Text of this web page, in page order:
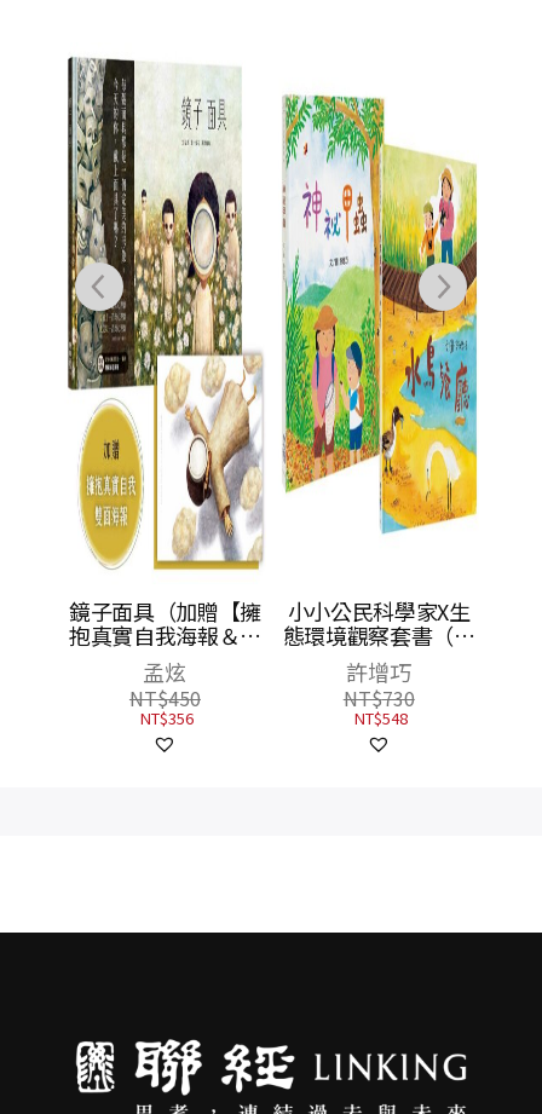
鏡子面具（加贈【擁
抱真實自我海報＆鐘
穎精彩導讀】）
孟炫
NT$450
NT$356
小小公民科學家X生
態環境觀察套書（神
祕甲蟲+水鳥餐廳，
共2書）
許增巧
NT$730
NT$548